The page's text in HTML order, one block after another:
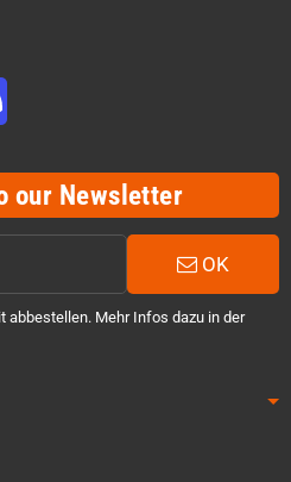
our Newsletter
OK
abbestellen. Mehr Infos dazu in der